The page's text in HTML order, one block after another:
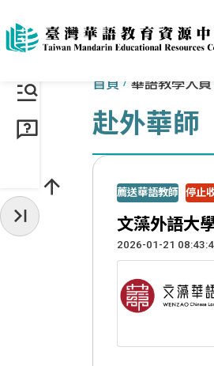
跳到主要內容區塊
首頁 華語教學人員
赴外華師
薦送華語教師 停止
文藻外語大
2026-01-21
收起常用服務